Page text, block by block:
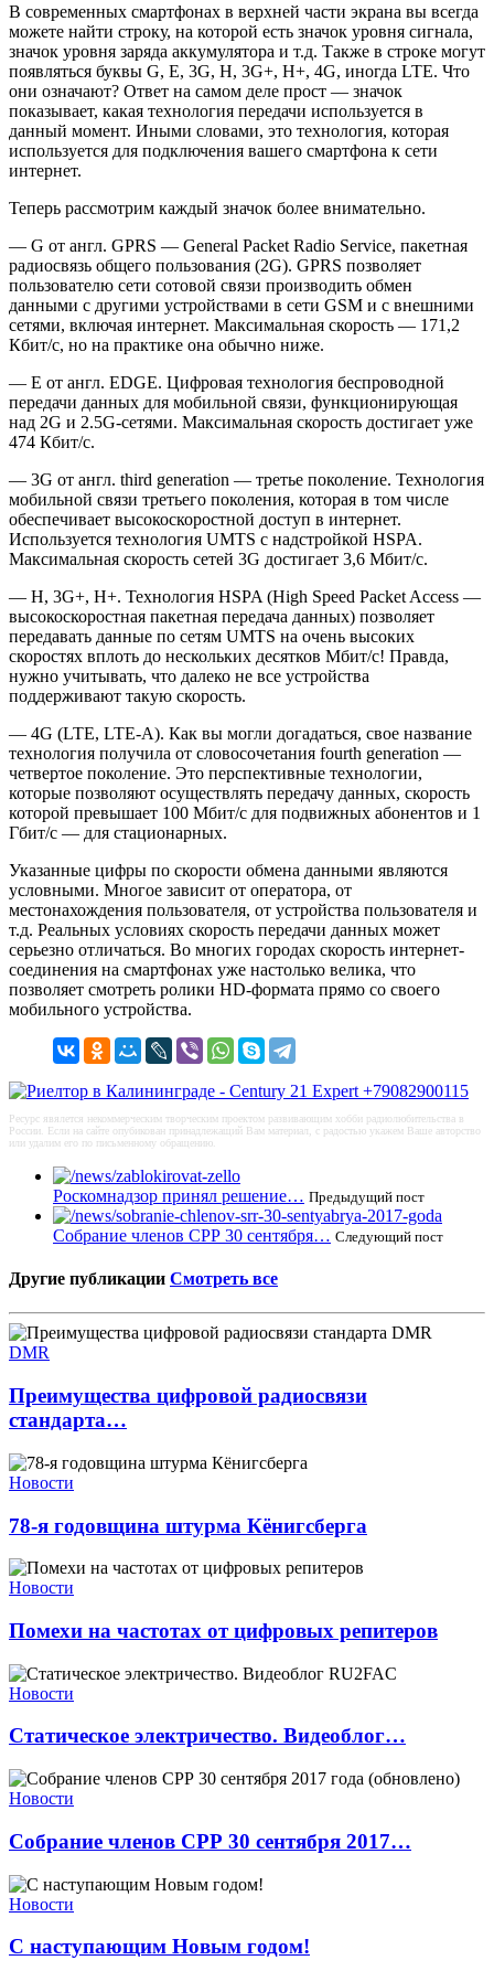
В современных смартфонах в верхней части экрана вы всегда
можете найти строку, на которой есть значок уровня сигнала,
значок уровня заряда аккумулятора и т.д. Также в строке могут
появляться буквы G, E, 3G, H, 3G+, H+, 4G, иногда LTE. Что
они означают? Ответ на самом деле прост — значок
показывает, какая технология передачи используется в
данный момент. Иными словами, это технология, которая
используется для подключения вашего смартфона к сети
интернет.
Теперь рассмотрим каждый значок более внимательно.
— G от англ. GPRS — General Packet Radio Service, пакетная
радиосвязь общего пользования (2G). GPRS позволяет
пользователю сети сотовой связи производить обмен
данными с другими устройствами в сети GSM и с внешними
сетями, включая интернет. Максимальная скорость — 171,2
Кбит/c, но на практике она обычно ниже.
— E от англ. EDGE. Цифровая технология беспроводной
передачи данных для мобильной связи, функционирующая
над 2G и 2.5G-сетями. Максимальная скорость достигает уже
474 Кбит/с.
— 3G от англ. third generation — третье поколение. Технология
мобильной связи третьего поколения, которая в том числе
обеспечивает высокоскоростной доступ в интернет.
Используется технология UMTS с надстройкой HSPA.
Максимальная скорость сетей 3G достигает 3,6 Мбит/с.
— H, 3G+, H+. Технология HSPA (High Speed Packet Access —
высокоскоростная пакетная передача данных) позволяет
передавать данные по сетям UMTS на очень высоких
скоростях вплоть до нескольких десятков Мбит/с! Правда,
нужно учитывать, что далеко не все устройства
поддерживают такую скорость.
— 4G (LTE, LTE-A). Как вы могли догадаться, свое название
технология получила от словосочетания fourth generation —
четвертое поколение. Это перспективные технологии,
которые позволяют осуществлять передачу данных, скорость
которой превышает 100 Мбит/с для подвижных абонентов и 1
Гбит/с — для стационарных.
Указанные цифры по скорости обмена данными являются
условными. Многое зависит от оператора, от
местонахождения пользователя, от устройства пользователя и
т.д. Реальных условиях скорость передачи данных может
серьезно отличаться. Во многих городах скорость интернет-
соединения на смартфонах уже настолько велика, что
позволяет смотреть ролики HD-формата прямо со своего
мобильного устройства.
Ресурс явялется некоммерческим творческим проектом развивающим хобби радиолюбительства в
России. Если на сайте опубикован принадлежащий Вам материал, с радостью укажем Ваше авторство
или удалим его по письменному обращению.
Роскомнадзор принял решение… Предыдущий пост
Собрание членов СРР 30 сентября… Следующий пост
Другие публикации Смотреть все
DMR
Преимущества цифровой радиосвязи
стандарта…
Новости
78-я годовщина штурма Кёнигсберга
Новости
Помехи на частотах от цифровых репитеров
Новости
Статическое электричество. Видеоблог…
Новости
Собрание членов СРР 30 сентября 2017…
Новости
С наступающим Новым годом!